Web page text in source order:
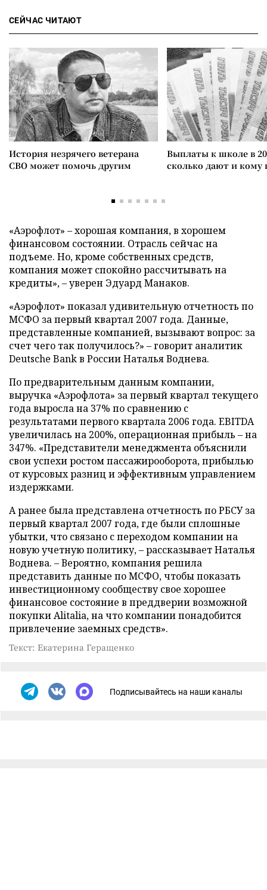
СЕЙЧАС ЧИТАЮТ
История незрячего ветерана
СВО может помочь другим
Выплаты к школе в
сколько дают и
«Аэрофлот» – хорошая компания, в хорошем
финансовом состоянии. Отрасль сейчас на
подъеме. Но, кроме собственных средств,
компания может спокойно рассчитывать на
кредиты», – уверен Эдуард Манаков.
«Аэрофлот» показал удивительную отчетность по
МСФО за первый квартал 2007 года. Данные,
представленные компанией, вызывают вопрос: за
счет чего так получилось?» – говорит аналитик
Deutsche Bank в России Наталья Воднева.
По предварительным данным компании,
выручка «Аэрофлота» за первый квартал текущего
года выросла на 37% по сравнению с
результатами первого квартала 2006 года. EBITDA
увеличилась на 200%, операционная прибыль – на
347%. «Представители менеджмента объяснили
свои успехи ростом пассажирооборота, прибылью
от курсовых разниц и эффективным управлением
издержками.
А ранее была представлена отчетность по РБСУ за
первый квартал 2007 года, где были сплошные
убытки, что связано с переходом компании на
новую учетную политику, – рассказывает Наталья
Воднева. – Вероятно, компания решила
представить данные по МСФО, чтобы показать
инвестиционному сообществу свое хорошее
финансовое состояние в преддверии возможной
покупки Alitalia, на что компании понадобится
привлечение заемных средств».
Текст: Екатерина Геращенко
Подписывайтесь на наши каналы